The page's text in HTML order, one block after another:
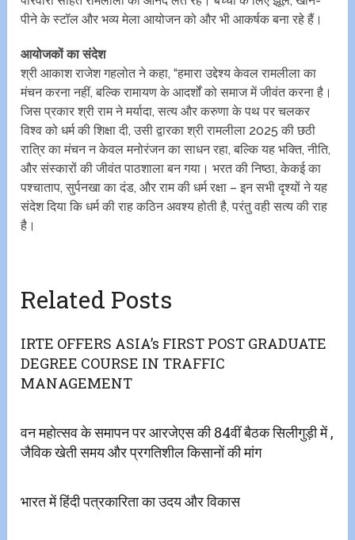
पीने के स्टॉल और भव्य मेला आयोजन को और भी आकर्षक बना रहे हैं।
आयोजकों का संदेश
श्री आकाश राजेश गहलोत ने कहा, “हमारा उद्देश्य केवल रामलीला का
मंचन करना नहीं, बल्कि रामायण के आदर्शों को समाज में जीवंत करना है।
जिस प्रकार श्री राम ने मर्यादा, सत्य और करुणा के पथ पर चलकर
विश्व को धर्म की शिक्षा दी, उसी द्वारका श्री रामलीला 2025 की छठी
रात्रि का मंचन न केवल मनोरंजन का साधन रहा, बल्कि यह भक्ति, नीति,
और संस्कारों की जीवंत पाठशाला बन गया। भरत की निष्ठा, केकई का
पश्चाताप, सुर्पनखा का दंड, और राम की धर्म रक्षा – इन सभी दृश्यों ने यह
संदेश दिया कि धर्म की राह कठिन अवश्य होती है, परंतु वही सत्य की राह
है।
Related Posts
IRTE OFFERS ASIA’s FIRST POST GRADUATE
DEGREE COURSE IN TRAFFIC
MANAGEMENT
वन महोत्सव के समापन पर आरजेएस की 84वीं बैठक सिलीगुड़ी में ,
जैविक खेती समय और प्रगतिशील किसानों की मांग
भारत में हिंदी पत्रकारिता का उदय और विकास